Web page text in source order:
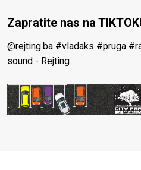
Zapratite nas na
@rejting.ba #vladaks #pruga
sound - Rejting